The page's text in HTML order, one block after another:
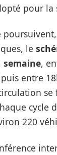
pour
le
semaine,
entre
cycle
220